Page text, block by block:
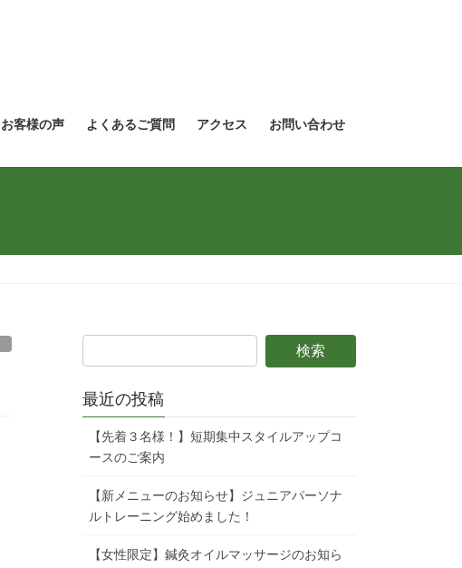
お客様の声 よくあるご質問 アクセス お問い合わせ
最近の投稿
【先着３名様！】短期集中スタイルアップコ
ースのご案内
【新メニューのお知らせ】ジュニアパーソナ
ルトレーニング始めました！
【女性限定】鍼灸オイルマッサージのお知ら